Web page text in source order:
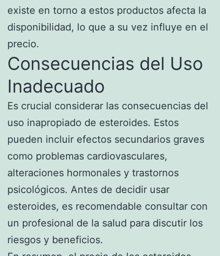
existe en torno a estos productos afecta la
disponibilidad, lo que a su vez influye en el
precio.
Consecuencias del Uso
Inadecuado
Es crucial considerar las consecuencias del
uso inapropiado de esteroides. Estos
pueden incluir efectos secundarios graves
como problemas cardiovasculares,
alteraciones hormonales y trastornos
psicológicos. Antes de decidir usar
esteroides, es recomendable consultar con
un profesional de la salud para discutir los
riesgos y beneficios.